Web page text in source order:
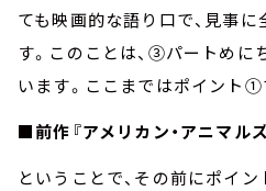
ても映画的な語り口で、見事
す。このことは、③パートめに
います。ここまではポイント①
■前作『アメリカン・アニマル
ということで、その前にポイ